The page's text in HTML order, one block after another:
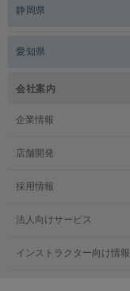
メガロスルフレ武蔵小金井
メガロス神奈川
メガロス日吉
メガロス綱島
メガロスルフレ綱島
メガロス市ヶ尾
メガロス鷺沼
メガロスルフレ鷺沼
メガロス相模大野
静岡県
愛知県
メガロステラッセ納屋橋
メガロス千種
会社案内
企業情報
店舗開発
採用情報
法人向けサービス
インストラクター向け情報